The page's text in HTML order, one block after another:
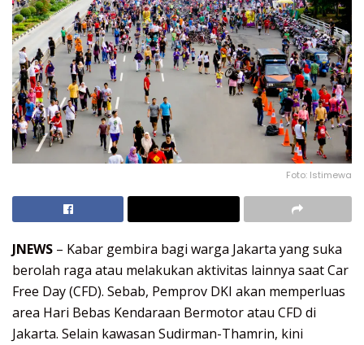
Foto: Istimewa
JNEWS – Kabar gembira bagi warga Jakarta yang suka
berolah raga atau melakukan aktivitas lainnya saat Car
Free Day (CFD). Sebab, Pemprov DKI akan memperluas
area Hari Bebas Kendaraan Bermotor atau CFD di
Jakarta. Selain kawasan Sudirman-Thamrin, kini